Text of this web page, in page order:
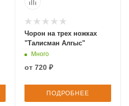
Чорон на трех ножках
"Талисман Алгыс"
Много
от 720 ₽
ПОДРОБНЕЕ